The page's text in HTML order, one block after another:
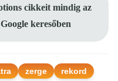
cikkeit mindig az
keresőben
zerge rekord